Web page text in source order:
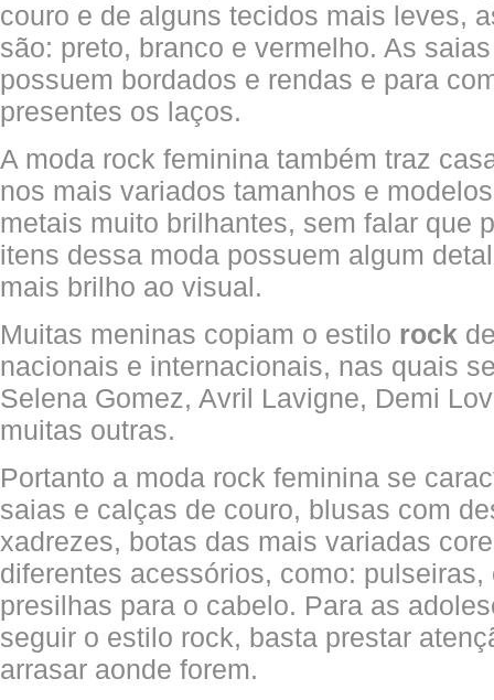
couro e de alguns tecidos mais leves,
são: preto, branco e vermelho. As
possuem bordados e rendas e para
presentes os laços.
A moda rock feminina também traz
nos mais variados tamanhos e
metais muito brilhantes, sem falar que
itens dessa moda possuem algum
mais brilho ao visual.
Muitas meninas copiam o estilo rock
nacionais e internacionais, nas quais
Selena Gomez, Avril Lavigne, Demi
muitas outras.
Portanto a moda rock feminina se
saias e calças de couro, blusas com
xadrezes, botas das mais variadas
diferentes acessórios, como:
presilhas para o cabelo. Para as
seguir o estilo rock, basta prestar
arrasar aonde forem.